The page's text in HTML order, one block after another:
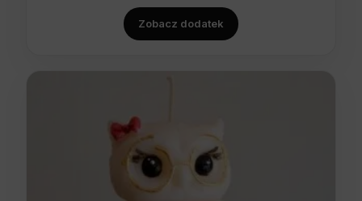
Zobacz dodatek